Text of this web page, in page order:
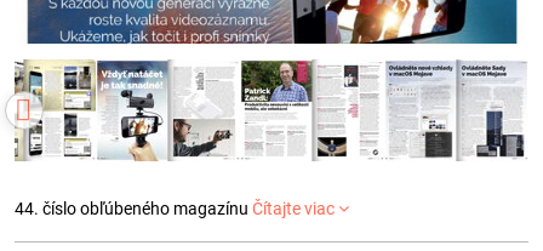
44. číslo obľúbeného magazínu Čítajte viac